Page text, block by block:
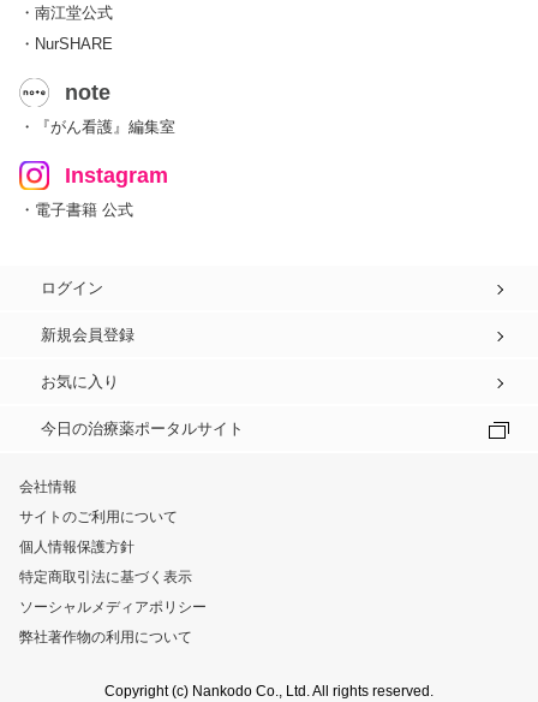
・南江堂公式
・NurSHARE
note
・『がん看護』編集室
Instagram
・電子書籍 公式
ログイン
新規会員登録
お気に入り
今日の治療薬ポータルサイト
会社情報
サイトのご利用について
個人情報保護方針
特定商取引法に基づく表示
ソーシャルメディアポリシー
弊社著作物の利用について
Copyright (c) Nankodo Co., Ltd. All rights reserved.